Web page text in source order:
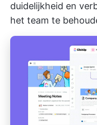
duidelijkheid en
het team te